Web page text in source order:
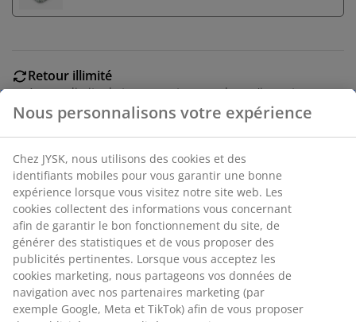
Retour illimité
Aucune limite de temps - retournez dans n'importe
quel magasin JYSK
Garantie de prix
Options de livraison flexibles
Livraison rapide et facile
Chaise empilable avec assise en plastique de couleur
sable foncé et cadre noir en acier peint par poudrage.
La chaise de jardin peut être empilée pour un
rangement compact.